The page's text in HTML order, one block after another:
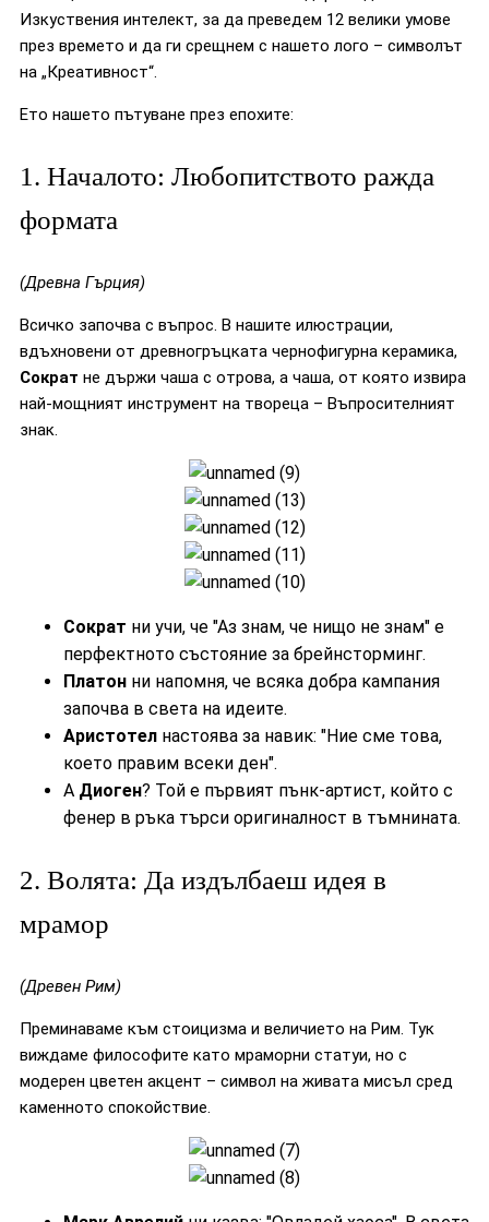
Изкуствения интелект, за да преведем 12 велики умове
през времето и да ги срещнем с нашето лого – символът
на „Креативност“.
Ето нашето пътуване през епохите:
1. Началото: Любопитството ражда
формата
(Древна Гърция)
Всичко започва с въпрос. В нашите илюстрации,
вдъхновени от древногръцката чернофигурна керамика,
Сократ не държи чаша с отрова, а чаша, от която извира
най-мощният инструмент на твореца – Въпросителният
знак.
Сократ ни учи, че "Аз знам, че нищо не знам" е
перфектното състояние за брейнсторминг.
Платон ни напомня, че всяка добра кампания
започва в света на идеите.
Аристотел настоява за навик: "Ние сме това,
което правим всеки ден".
А Диоген? Той е първият пънк-артист, който с
фенер в ръка търси оригиналност в тъмнината.
2. Волята: Да издълбаеш идея в
мрамор
(Древен Рим)
Преминаваме към стоицизма и величието на Рим. Тук
виждаме философите като мраморни статуи, но с
модерен цветен акцент – символ на живата мисъл сред
каменното спокойствие.